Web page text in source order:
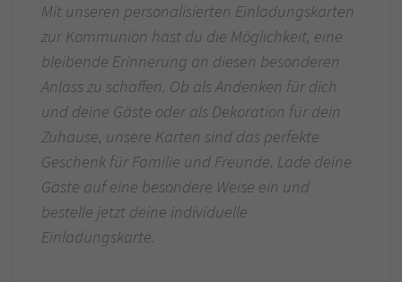
Mit unseren personalisierten Einladungskarten
zur Kommunion hast du die Möglichkeit, eine
bleibende Erinnerung an diesen besonderen
Anlass zu schaffen. Ob als Andenken für dich
und deine Gäste oder als Dekoration für dein
Zuhause, unsere Karten sind das perfekte
Geschenk für Familie und Freunde. Lade deine
Gäste auf eine besondere Weise ein und
bestelle jetzt deine individuelle
Einladungskarte.